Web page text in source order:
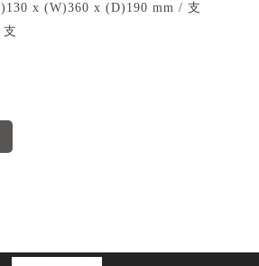
x (W)360 x (D)190 mm / 支